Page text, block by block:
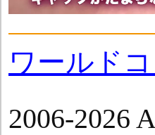
ワールド
2006-2026